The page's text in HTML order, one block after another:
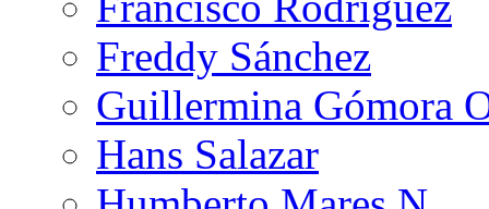
Freddy Sánchez
Guillermina Gómora
Hans Salazar